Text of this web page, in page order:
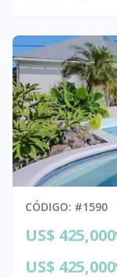
CÓDIGO: #1590
US$ 425,000
US$ 425,000